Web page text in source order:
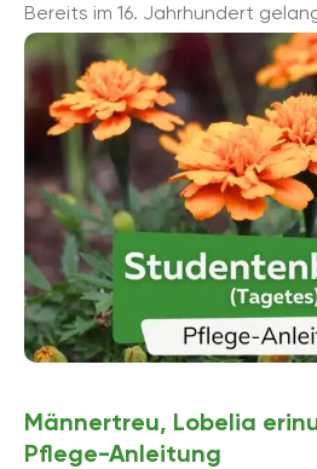
Bereits im 16. Jahrhundert
Mittelamerika nach Europa und
Männertreu, Lobelia
Pflege-Anleitung